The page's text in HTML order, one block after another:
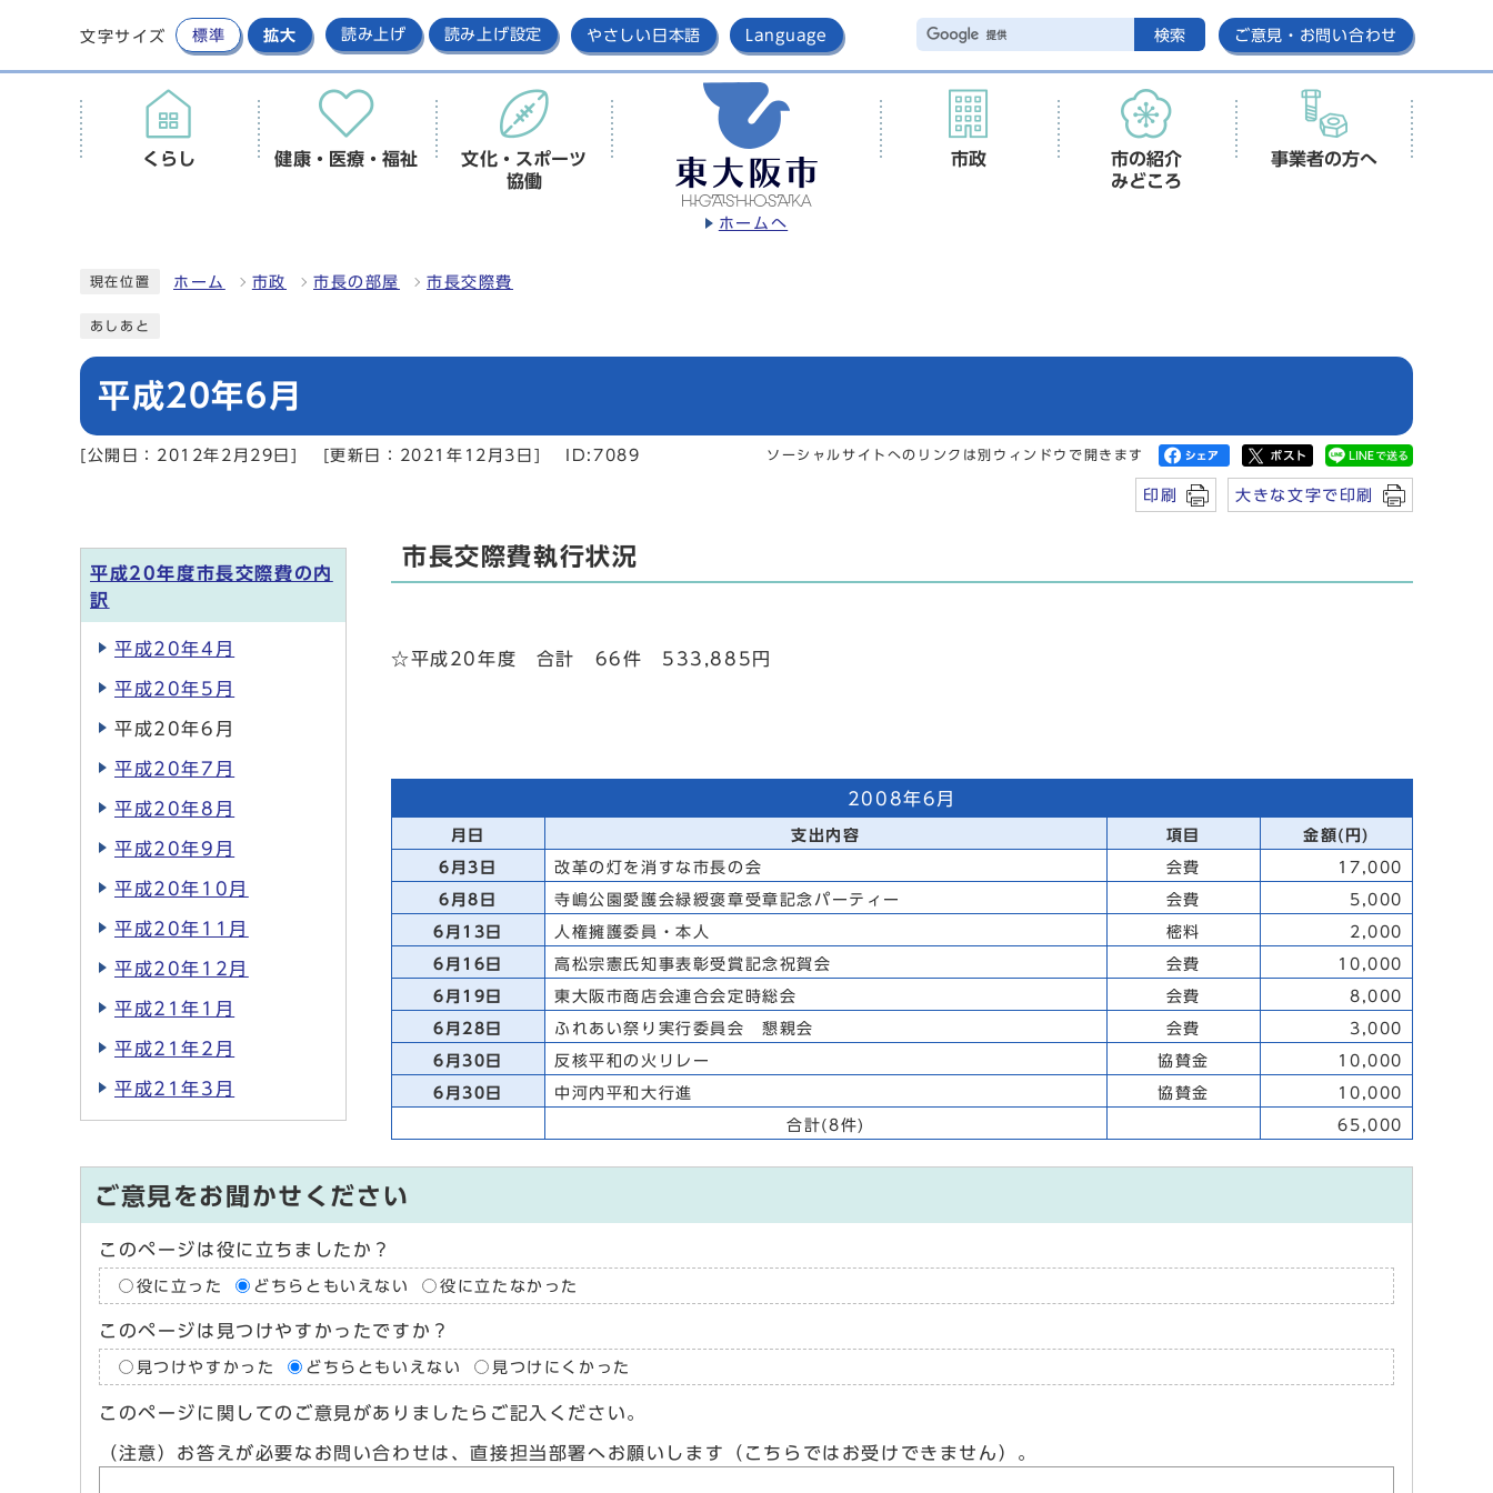
文字サイズ 標準 拡大 読み上げ 読み上げ設定 やさしい日本語 Language 検索 ご意見・お問い合わせ
ホームへ
くらし 健康・医療・福祉
文化・スポーツ
協働
市政
市の紹介
みどころ
事業者の方へ
現在位置 ホーム 市政 市長の部屋 市長交際費
あしあと
平成20年6月
[公開日：2012年2月29日] [更新日：2021年12月3日] ID:7089 ソーシャルサイトへのリンクは別ウィンドウで開きます
印刷 大きな文字で印刷
市長交際費執行状況
☆平成20年度 合計 66件 533,885円
2008年6月
月日 支出内容 項目 金額(円)
6月3日 改革の灯を消すな市長の会 会費 17,000
6月8日 寺嶋公園愛護会緑綬褒章受章記念パーティー 会費 5,000
6月13日 人権擁護委員・本人 樒料 2,000
6月16日 高松宗憲氏知事表彰受賞記念祝賀会 会費 10,000
6月19日 東大阪市商店会連合会定時総会 会費 8,000
6月28日 ふれあい祭り実行委員会 懇親会 会費 3,000
6月30日 反核平和の火リレー 協賛金 10,000
6月30日 中河内平和大行進 協賛金 10,000
合計(8件) 65,000
平成20年度市長交際費の内
訳
平成20年4月
平成20年5月
平成20年6月
平成20年7月
平成20年8月
平成20年9月
平成20年10月
平成20年11月
平成20年12月
平成21年1月
平成21年2月
平成21年3月
ご意見をお聞かせください
このページは役に立ちましたか？
役に立った どちらともいえない 役に立たなかった
このページは見つけやすかったですか？
見つけやすかった どちらともいえない 見つけにくかった
このページに関してのご意見がありましたらご記入ください。
（注意）お答えが必要なお問い合わせは、直接担当部署へお願いします（こちらではお受けできません）。